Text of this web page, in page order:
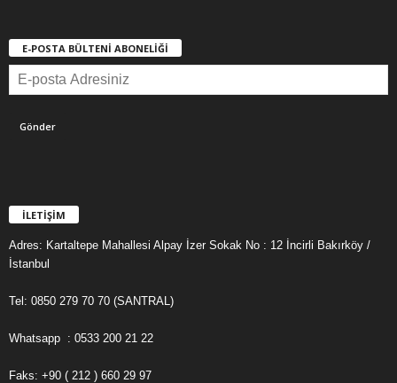
E-POSTA BÜLTENİ ABONELİĞİ
İLETİŞİM
Adres: Kartaltepe Mahallesi Alpay İzer Sokak No : 12 İncirli Bakırköy /
İstanbul
Tel: 0850 279 70 70 (SANTRAL)
Whatsapp : 0533 200 21 22
Faks: +90 ( 212 ) 660 29 97